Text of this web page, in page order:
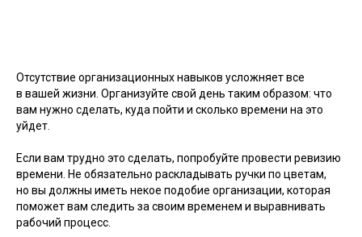
Отсутствие организационных навыков усложняет все
в вашей жизни. Организуйте свой день таким образом: что
вам нужно сделать, куда пойти и сколько времени на это
уйдет.
Если вам трудно это сделать, попробуйте провести ревизию
времени. Не обязательно раскладывать ручки по цветам,
но вы должны иметь некое подобие организации, которая
поможет вам следить за своим временем и выравнивать
рабочий процесс.